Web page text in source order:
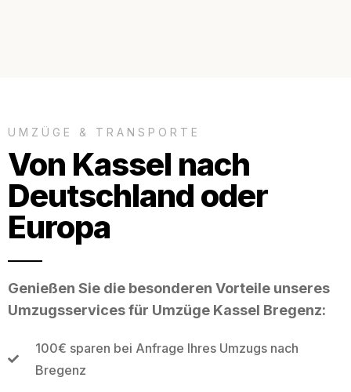
UMZÜGE & TRANSPORTE
Von Kassel nach
Deutschland oder
Europa
Genießen Sie die besonderen Vorteile unseres
Umzugsservices für Umzüge Kassel Bregenz:
100€ sparen bei Anfrage Ihres Umzugs nach
Bregenz